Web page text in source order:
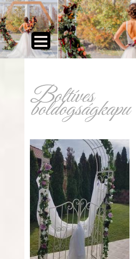
Boltíves
boldogságkapu